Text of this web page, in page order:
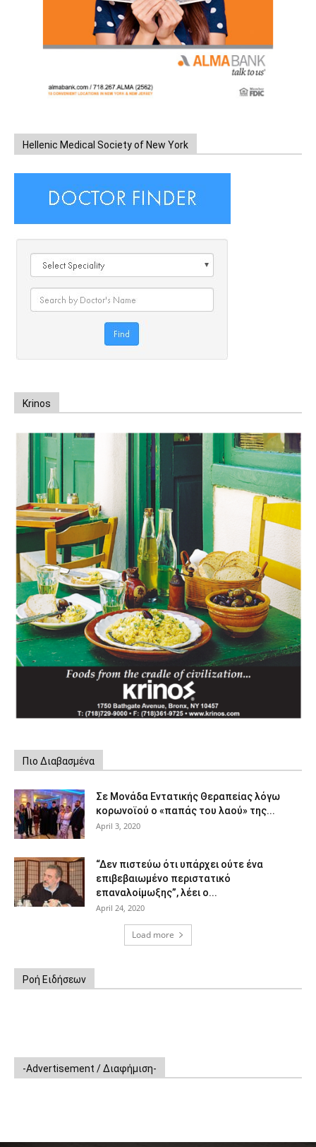
Hellenic Medical Society of New York
Krinos
Πιο Διαβασμένα
Σε Μονάδα Εντατικής Θεραπείας λόγω
κορωνοϊού ο «παπάς του λαού» της...
April 3, 2020
“Δεν πιστεύω ότι υπάρχει ούτε ένα
επιβεβαιωμένο περιστατικό
επαναλοίμωξης”, λέει ο...
April 24, 2020
Load more
Ροή Ειδήσεων
-Advertisement / Διαφήμιση-